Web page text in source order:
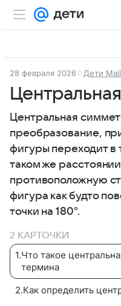
28 февраля 2026 Дети Mail
Центральная
преобразование,
фигуры переходит в
таком же
противоположную
фигура как будто
точки на 180°.
2 КАРТОЧКИ
1.Что такое
термина
2.Как определить